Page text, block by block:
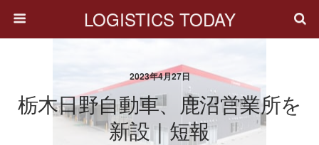
LOGISTICS TODAY
2023年4月27日
栃木日野自動車、鹿沼営業所を
新設｜短報